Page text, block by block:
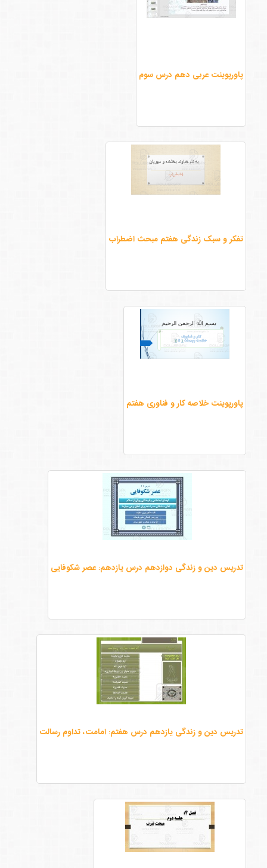
پاورپوینت عربی دهم درس سوم
تفکر و سبک زندگی هفتم مبحث اضطراب
پاورپوینت خلاصه کار و فناوری هفتم
تدریس دین و زندگی دوازدهم درس یازدهم: عصر شکوفایی
تدریس دین و زندگی یازدهم درس هفتم: امامت، تداوم رسالت